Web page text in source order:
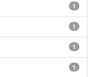
1
1
1
1